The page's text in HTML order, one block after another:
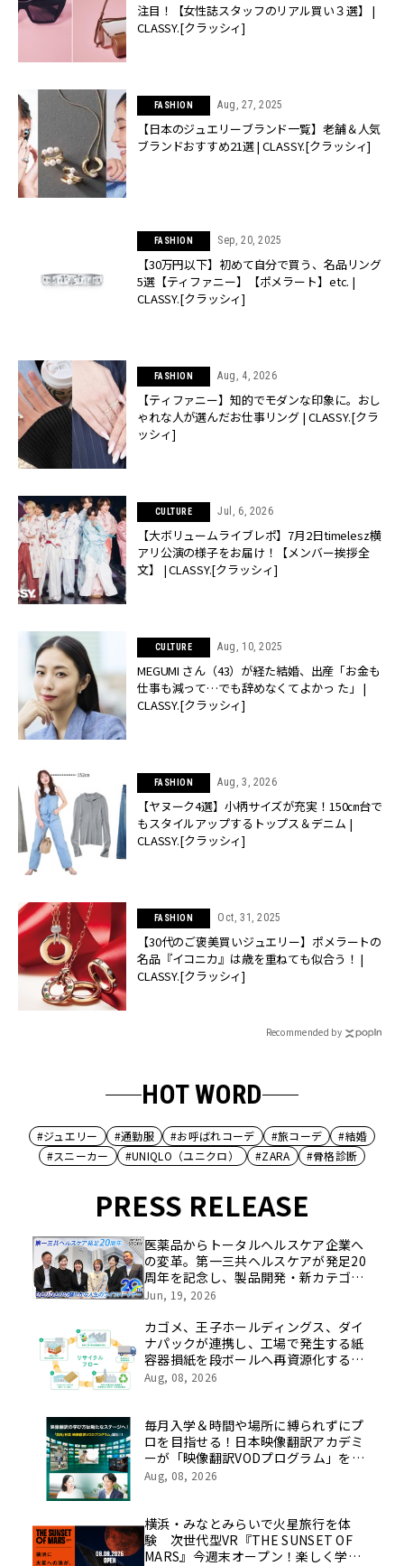
注目！【女性誌スタッフのリアル買い３選】 |
CLASSY.[クラッシィ]
FASHION Aug, 27, 2025
【日本のジュエリーブランド一覧】老舗＆人気
ブランドおすすめ21選 | CLASSY.[クラッシィ]
FASHION Sep, 20, 2025
【30万円以下】初めて自分で買う、名品リング
5選【ティファニー】【ポメラート】etc. |
CLASSY.[クラッシィ]
FASHION Aug, 4, 2026
【ティファニー】知的でモダンな印象に。おし
ゃれな人が選んだお仕事リング | CLASSY.[クラ
ッシィ]
CULTURE Jul, 6, 2026
【大ボリュームライブレポ】7月2日timelesz横
アリ公演の様子をお届け！【メンバー挨拶全
文】 | CLASSY.[クラッシィ]
CULTURE Aug, 10, 2025
MEGUMI さん（43）が経た結婚、出産「お金も
仕事も減って…でも辞めなくてよかっ た」 |
CLASSY.[クラッシィ]
FASHION Aug, 3, 2026
【ヤヌーク4選】小柄サイズが充実！150㎝台で
もスタイルアップするトップス＆デニム |
CLASSY.[クラッシィ]
FASHION Oct, 31, 2025
【30代のご褒美買いジュエリー】ポメラートの
名品『イコニカ』は歳を重ねても似合う！ |
CLASSY.[クラッシィ]
Recommended by
HOT WORD
#ジュエリー #通勤服 #お呼ばれコーデ #旅コーデ
#結婚
#スニーカー
#UNIQLO（ユニクロ） #ZARA #骨格診断
PRESS RELEASE
医薬品からトータルヘルスケア企業へ
の変革。第一三共ヘルスケアが発足20
周年を記念し、製品開発・新カテゴリ
挑戦の舞台や旧社統合時のエピソード
像を公開！
Jun, 19, 2026
カゴメ、王子ホールディングス、ダイ
ナパックが連携し、工場で発生する紙
容器損紙を段ボールへ再資源化する実
証を開始
Aug, 08, 2026
毎月入学＆時間や場所に縛られずにプ
ロを目指せる！日本映像翻訳アカデミ
ーが「映像翻訳VODプログラム」を
2026年10月より開講！
Aug, 08, 2026
横浜・みなとみらいで火星旅行を体
験 次世代型VR『THE SUNSET OF
MARS』今週末オープン！楽しく学べ